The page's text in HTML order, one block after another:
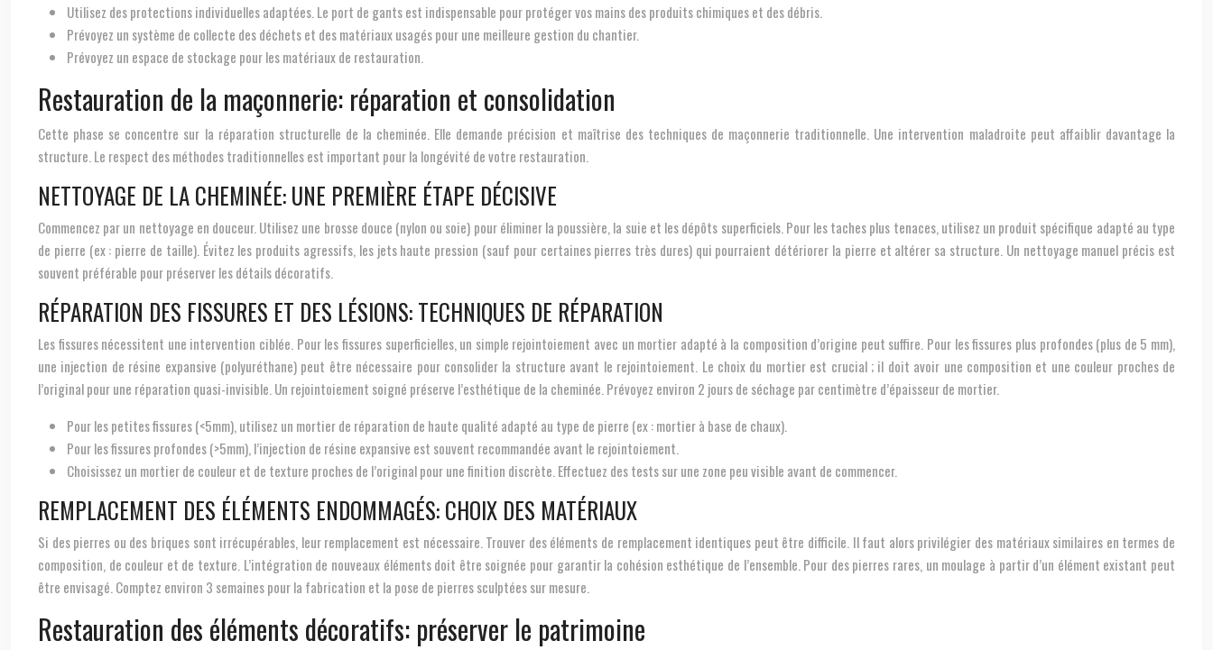
Utilisez des protections individuelles adaptées. Le port de gants est indispensable pour protéger vos mains des produits chimiques et des débris.
Prévoyez un système de collecte des déchets et des matériaux usagés pour une meilleure gestion du chantier.
Prévoyez un espace de stockage pour les matériaux de restauration.
Restauration de la maçonnerie: réparation et consolidation
Cette phase se concentre sur la réparation structurelle de la cheminée. Elle demande précision et maîtrise des techniques de maçonnerie traditionnelle. Une intervention maladroite peut affaiblir davantage la
structure. Le respect des méthodes traditionnelles est important pour la longévité de votre restauration.
NETTOYAGE DE LA CHEMINÉE: UNE PREMIÈRE ÉTAPE DÉCISIVE
Commencez par un nettoyage en douceur. Utilisez une brosse douce (nylon ou soie) pour éliminer la poussière, la suie et les dépôts superficiels. Pour les taches plus tenaces, utilisez un produit spécifique adapté au type
de pierre (ex : pierre de taille). Évitez les produits agressifs, les jets haute pression (sauf pour certaines pierres très dures) qui pourraient détériorer la pierre et altérer sa structure. Un nettoyage manuel précis est
souvent préférable pour préserver les détails décoratifs.
RÉPARATION DES FISSURES ET DES LÉSIONS: TECHNIQUES DE RÉPARATION
Les fissures nécessitent une intervention ciblée. Pour les fissures superficielles, un simple rejointoiement avec un mortier adapté à la composition d’origine peut suffire. Pour les fissures plus profondes (plus de 5 mm),
une injection de résine expansive (polyuréthane) peut être nécessaire pour consolider la structure avant le rejointoiement. Le choix du mortier est crucial ; il doit avoir une composition et une couleur proches de
l’original pour une réparation quasi-invisible. Un rejointoiement soigné préserve l’esthétique de la cheminée. Prévoyez environ 2 jours de séchage par centimètre d’épaisseur de mortier.
Pour les petites fissures (<5mm), utilisez un mortier de réparation de haute qualité adapté au type de pierre (ex : mortier à base de chaux).
Pour les fissures profondes (>5mm), l’injection de résine expansive est souvent recommandée avant le rejointoiement.
Choisissez un mortier de couleur et de texture proches de l’original pour une finition discrète. Effectuez des tests sur une zone peu visible avant de commencer.
REMPLACEMENT DES ÉLÉMENTS ENDOMMAGÉS: CHOIX DES MATÉRIAUX
Si des pierres ou des briques sont irrécupérables, leur remplacement est nécessaire. Trouver des éléments de remplacement identiques peut être difficile. Il faut alors privilégier des matériaux similaires en termes de
composition, de couleur et de texture. L’intégration de nouveaux éléments doit être soignée pour garantir la cohésion esthétique de l’ensemble. Pour des pierres rares, un moulage à partir d’un élément existant peut
être envisagé. Comptez environ 3 semaines pour la fabrication et la pose de pierres sculptées sur mesure.
Restauration des éléments décoratifs: préserver le patrimoine